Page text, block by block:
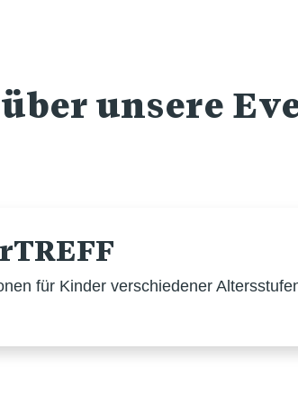
unsere
für Kinder verschiedener